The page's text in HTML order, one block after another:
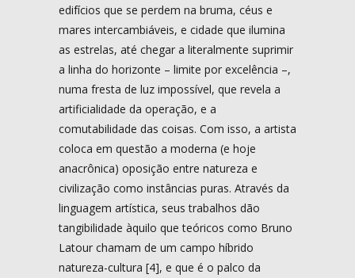
edifícios que se perdem na bruma, céus e
mares intercambiáveis, e cidade que ilumina
as estrelas, até chegar a literalmente suprimir
a linha do horizonte – limite por excelência –,
numa fresta de luz impossível, que revela a
artificialidade da operação, e a
comutabilidade das coisas. Com isso, a artista
coloca em questão a moderna (e hoje
anacrônica) oposição entre natureza e
civilização como instâncias puras. Através da
linguagem artística, seus trabalhos dão
tangibilidade àquilo que teóricos como Bruno
Latour chamam de um campo híbrido
natureza-cultura [4], e que é o palco da